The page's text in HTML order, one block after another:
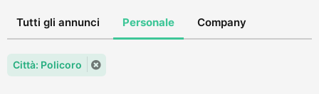
Tutti gli annunci Personale Company
Città: Policoro